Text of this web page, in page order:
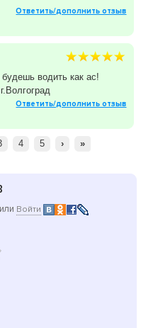
Ответить/дополнить отзыв
водить как ас!
Ответить/дополнить отзыв
4 5 › »
или Войти